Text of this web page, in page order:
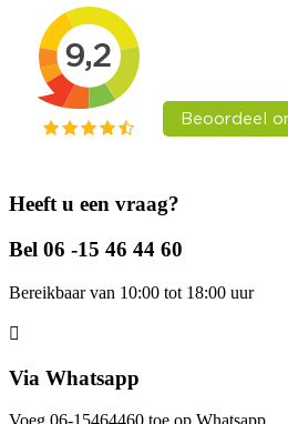
Heeft u een vraag?
Bel 06 -15 46 44 60
Bereikbaar van 10:00 tot 18:00 uur
Via Whatsapp